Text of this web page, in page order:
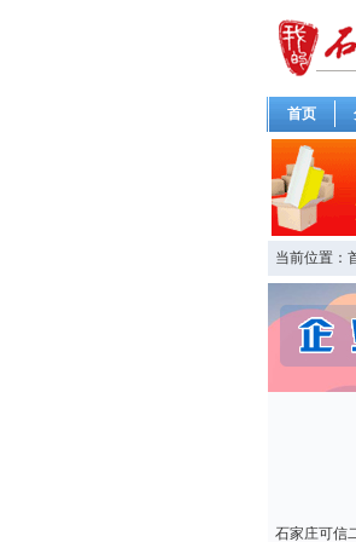
首页
当前位置：
石家庄可信